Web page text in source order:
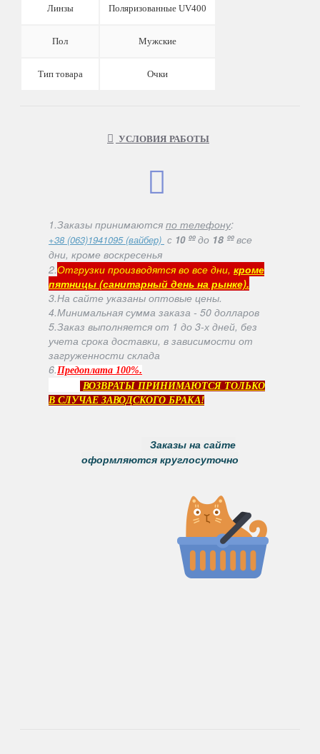
Линзы Поляризованные UV400
Пол Мужские
Тип товара Очки
УСЛОВИЯ РАБОТЫ
1.Заказы принимаются по телефону:
+38 (063)1941095 (вайбер) с 10 ººдо 18 ººвсе
дни, кроме воскресенья
2.Отгрузки производятся во все дни, кроме
пятницы (санитарный день на рынке).
3.На сайте указаны оптовые цены.
4.Минимальная сумма заказа - 50 долларов
5.Заказ выполняется от 1 до 3-х дней, без
учета срока доставки, в зависимости от
загруженности склада
6.Предоплата 100%.
ВОЗВРАТЫ ПРИНИМАЮТСЯ ТОЛЬКО
В СЛУЧАЕ ЗАВОДСКОГО БРАКА!
Заказы на сайте
оформляются круглосуточно